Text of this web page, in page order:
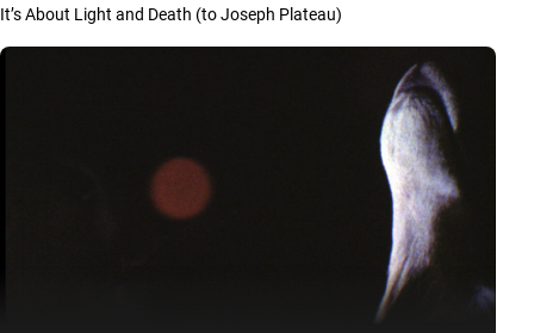
It’s About Light and Death (to Joseph Plateau)